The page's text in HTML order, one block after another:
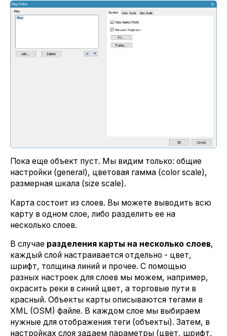
Пока еще объект пуст. Мы видим только: общие
настройки (general), цветовая гамма (color scale),
размерная шкала (size scale).
Карта состоит из слоев. Вы можете выводить всю
карту в одном слое, либо разделить ее на
несколько слоев.
В случае разделения карты на несколько слоев,
каждый слой настраивается отдельно - цвет,
шрифт, толщина линий и прочее. С помощью
разных настроек для слоев мы можем, например,
окрасить реки в синий цвет, а торговые пути в
красный. Объекты карты описываются тегами в
XML (OSM) файле. В каждом слое мы выбираем
нужные для отображения теги (объекты). Затем, в
настройках слоя задаем параметры (цвет, шрифт,